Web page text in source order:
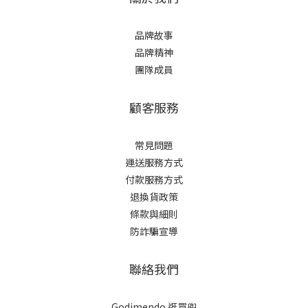
品牌故事
品牌精神
團隊成員
顧客服務
常見問題
運送服務方式
付款服務方式
退換貨政策
條款與細則
防詐騙宣導
聯絡我們